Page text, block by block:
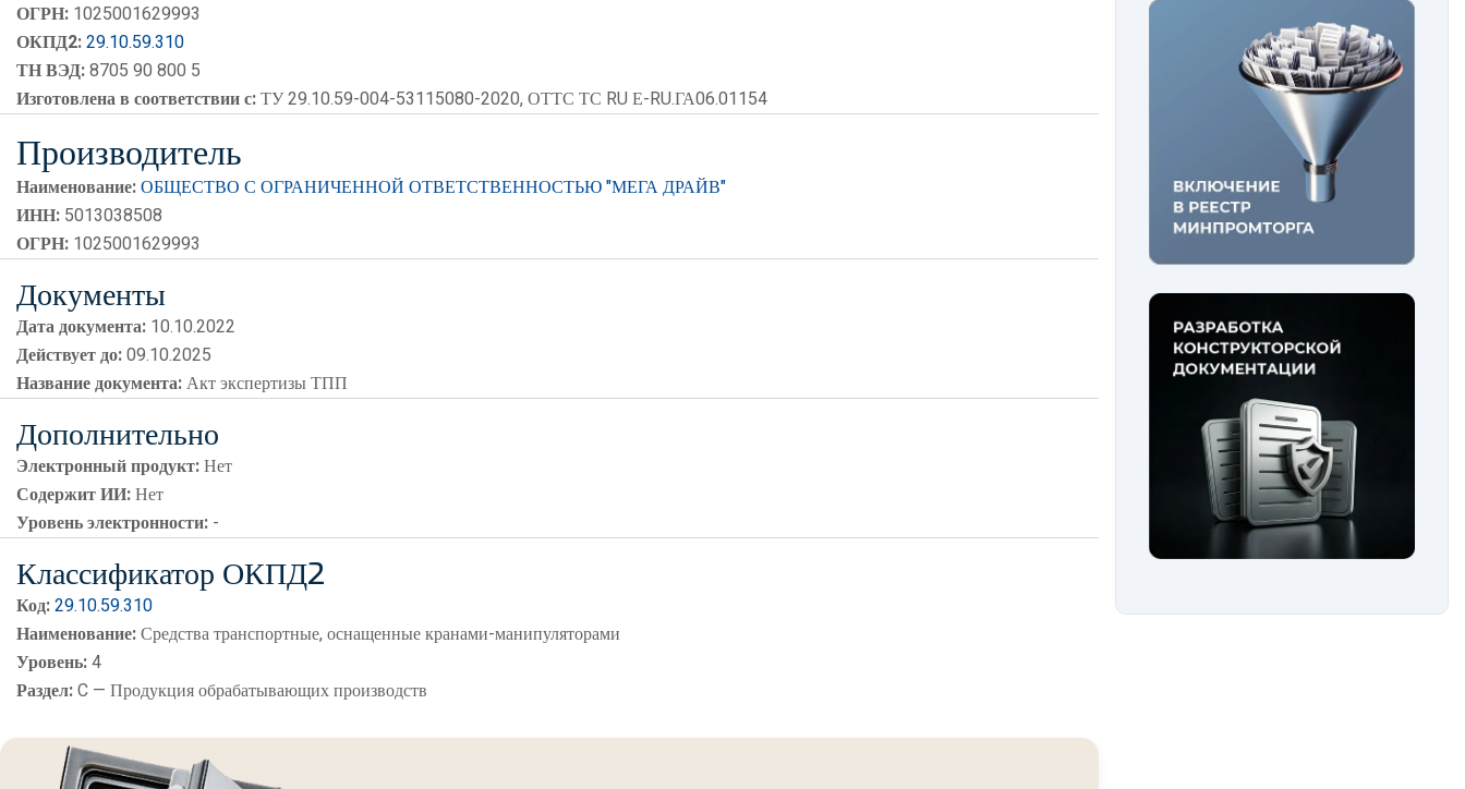
ОГРН: 1025001629993
ОКПД2:29.10.59.310
ТН ВЭД:8705 90 800 5
Изготовлена в соответствии с:ТУ 29.10.59-004-53115080-2020, ОТТС ТС RU Е-RU.ГА06.01154
Производитель
Наименование:ОБЩЕСТВО С ОГРАНИЧЕННОЙ ОТВЕТСТВЕННОСТЬЮ "МЕГА ДРАЙВ"
ИНН: 5013038508
ОГРН: 1025001629993
Документы
Дата документа: 10.10.2022
Действует до:09.10.2025
Название документа:Акт экспертизы ТПП
Дополнительно
Электронный продукт:Нет
Содержит ИИ:Нет
Уровень электронности: -
Классификатор ОКПД2
Код:29.10.59.310
Наименование:Средства транспортные, оснащенные кранами-манипуляторами
Уровень:4
Раздел:C — Продукция обрабатывающих производств